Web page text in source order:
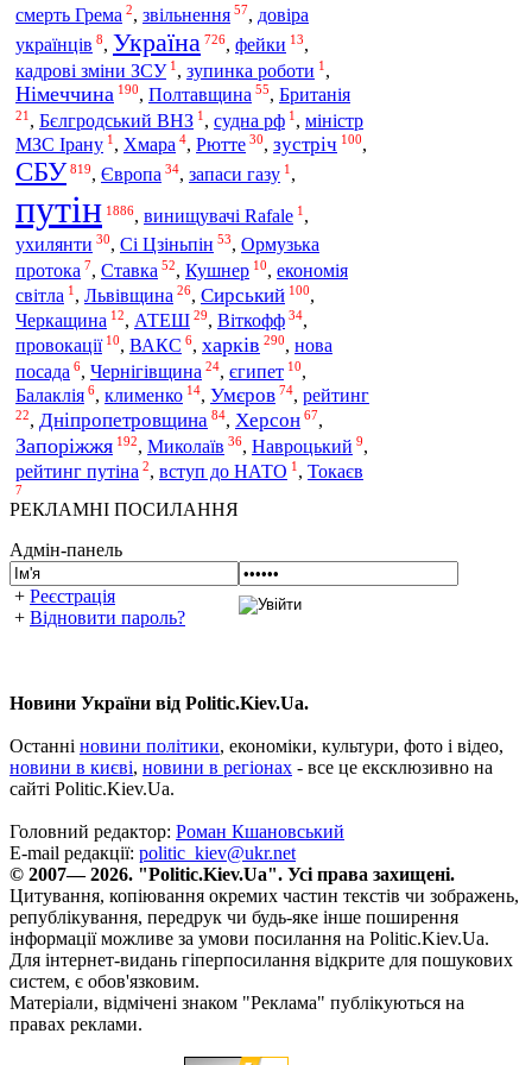
смерть Грема 2, звільнення 57, довіра
українців 8, Україна 726, фейки 13,
кадрові зміни ЗСУ 1 , зупинка роботи 1 ,
Німеччина 190, Полтавщина 55, Британія
21 , Бєлгродський ВНЗ 1 , судна рф 1 , міністр
МЗС Ірану 1 , Хмара 4, Рютте 30, зустріч 100,
СБУ 819, Європа 34, запаси газу 1 ,
путін 1886, винищувачі Rafale 1 ,
ухилянти 30, Сі Цзіньпін 53, Ормузька
протока 7, Ставка 52, Кушнер 10, економія
світла 1 , Львівщина 26, Сирський 100,
Черкащина 12, АТЕШ 29, Віткофф 34,
провокації 10, ВАКС 6, харків 290, нова
посада 6, Чернігівщина 24, єгипет 10,
Балаклія 6, клименко 14, Умєров 74, рейтинг
22, Дніпропетровщина 84, Херсон 67,
Запоріжжя 192, Миколаїв 36, Навроцький 9,
рейтинг путіна 2, вступ до НАТО 1 , Токаєв
7
РЕКЛАМНІ ПОСИЛАННЯ
Адмін-панель
+ Реєстрація
+ Відновити пароль?
Новини України від Politic.Kiev.Ua.
Останні новини політики, економіки, культури, фото і відео,
новини в києві, новини в регіонах - все це ексклюзивно на
сайті Politic.Kiev.Ua.
Головний редактор: Роман Кшановський
E-mail редакції: politic_kiev@ukr.net
© 2007— 2026. "Politic.Kiev.Ua". Усі права захищені.
Цитування, копіювання окремих частин текстів чи зображень,
републікування, передрук чи будь-яке інше поширення
інформації можливе за умови посилання на Politic.Kiev.Ua.
Для інтернет-видань гіперпосилання відкрите для пошукових
систем, є обов'язковим.
Матеріали, відмічені знаком "Реклама" публікуються на
правах реклами.